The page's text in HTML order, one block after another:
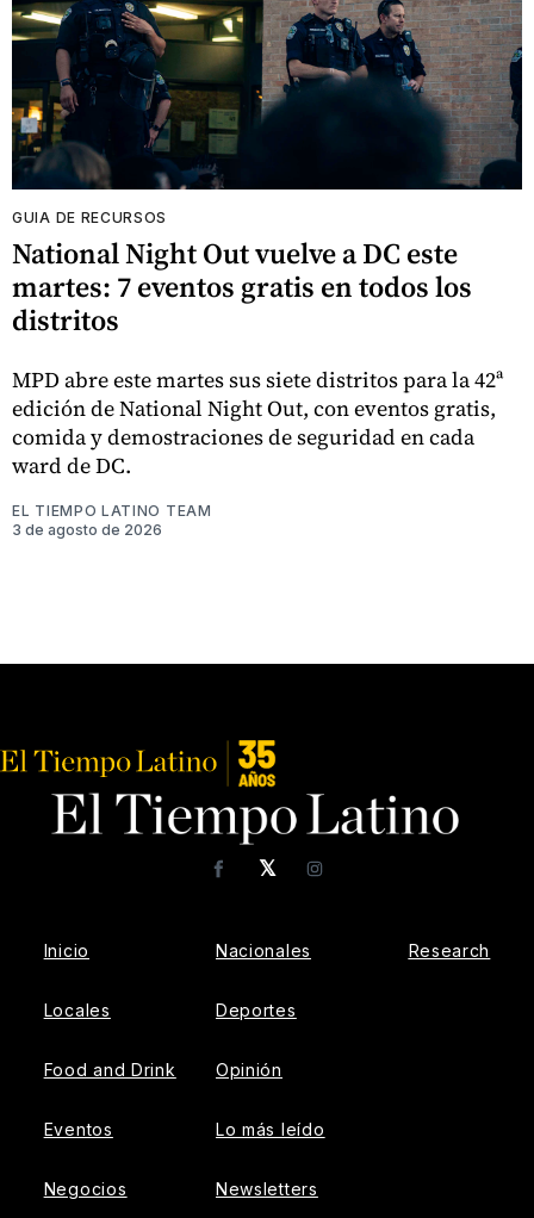
GUIA DE RECURSOS
National Night Out vuelve a DC este
martes: 7 eventos gratis en todos los
distritos
MPD abre este martes sus siete distritos para la 42ª
edición de National Night Out, con eventos gratis,
comida y demostraciones de seguridad en cada
ward de DC.
EL TIEMPO LATINO TEAM
3 de agosto de 2026
𝕏
FacebookInstagram
Inicio
Locales
Food and Drink
Eventos
Negocios
Nacionales
Deportes
Opinión
Lo más leído
Newsletters
Research